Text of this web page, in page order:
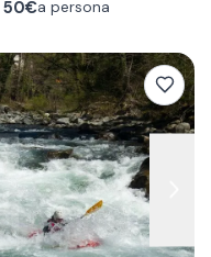
50€a persona